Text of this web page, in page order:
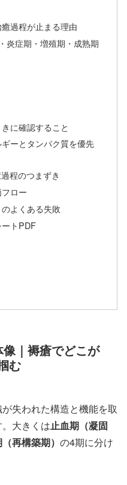
過程が止まる理由
炎症期・増殖期・成熟期
に確認すること
ーとタンパク質を優先
程のつまずき
ロー
よくある失敗
トPDF
｜褥瘡でどこが
む
失われた構造と機能を取
大きくは止血期（凝固
再構築期） の4期に分け